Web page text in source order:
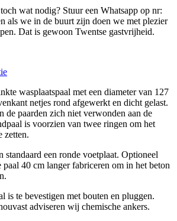
wat nodig? Stuur een Whatsapp op nr:
als we in de buurt zijn doen we met plezier
Dat is gewoon Twentse gastvrijheid.
wasplaatspaal met een diameter van 127
netjes rond afgewerkt en dicht gelast.
de paarden zich niet verwonden aan de
is voorzien van twee ringen om het
zetten.
standaard een ronde voetplaat. Optioneel
paal 40 cm langer fabriceren om in het beton
is te bevestigen met bouten en pluggen.
adviseren wij chemische ankers.